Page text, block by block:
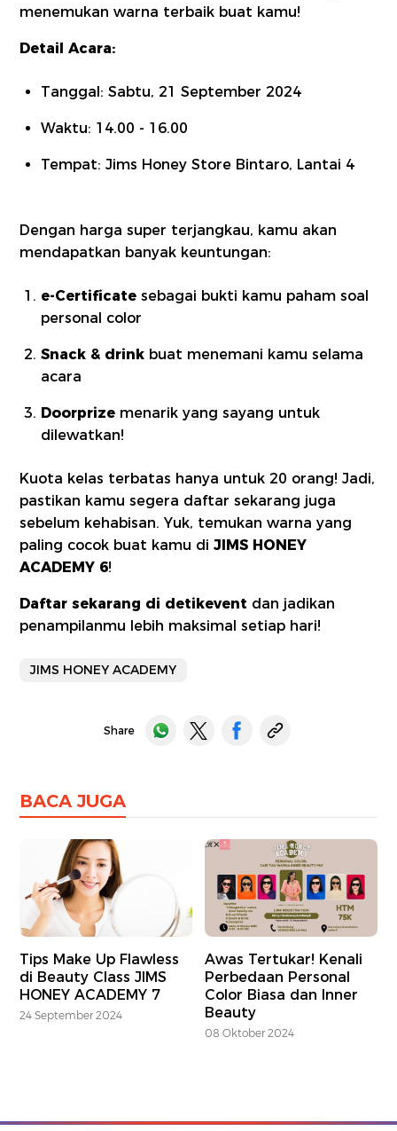
menemukan warna terbaik buat kamu!
Detail Acara:
Tanggal: Sabtu, 21 September 2024
Waktu: 14.00 - 16.00
Tempat: Jims Honey Store Bintaro, Lantai 4
Dengan harga super terjangkau, kamu akan
mendapatkan banyak keuntungan:
e-Certificate sebagai bukti kamu paham soal
personal color
Snack & drink buat menemani kamu selama
acara
Doorprize menarik yang sayang untuk
dilewatkan!
Kuota kelas terbatas hanya untuk 20 orang! Jadi,
pastikan kamu segera daftar sekarang juga
sebelum kehabisan. Yuk, temukan warna yang
paling cocok buat kamu diJIMS HONEY
ACADEMY 6!
Daftar sekarang di detikevent dan jadikan
penampilanmu lebih maksimal setiap hari!
JIMS HONEY ACADEMY
Share
BACA JUGA
Tips Make Up Flawless
di Beauty Class JIMS
HONEY ACADEMY 7
24 September 2024
Awas Tertukar! Kenali
Perbedaan Personal
Color Biasa dan Inner
Beauty
08 Oktober 2024